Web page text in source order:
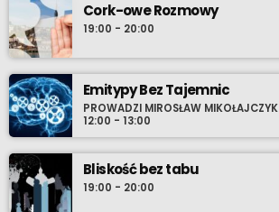
Cork-owe Rozmowy
19:00 - 20:00
Emitypy Bez Tajemnic
PROWADZI MIROSŁAW MIKOŁAJCZYK
12:00 - 13:00
Bliskość bez tabu
19:00 - 20:00